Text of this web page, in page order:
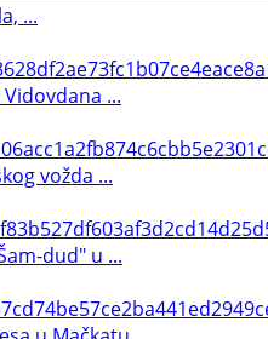
...
...
vožda ...
dud" u ...